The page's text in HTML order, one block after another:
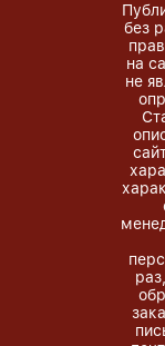
без
на
не